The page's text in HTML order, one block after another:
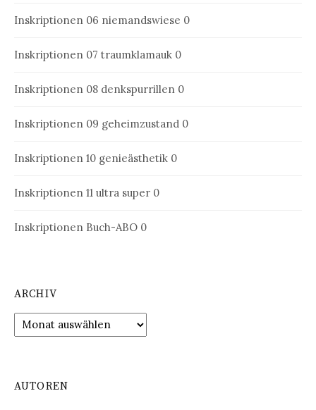
Inskriptionen 06 niemandswiese 0
Inskriptionen 07 traumklamauk 0
Inskriptionen 08 denkspurrillen 0
Inskriptionen 09 geheimzustand 0
Inskriptionen 10 genieästhetik 0
Inskriptionen 11 ultra super 0
Inskriptionen Buch-ABO 0
ARCHIV
Archiv
AUTOREN